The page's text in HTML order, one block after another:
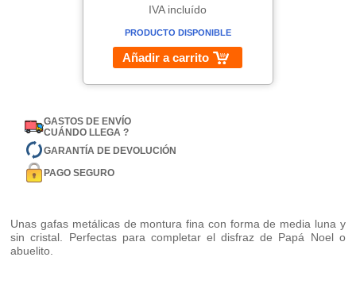
IVA incluído
PRODUCTO DISPONIBLE
Añadir a carrito
GASTOS DE ENVÍO
CUÁNDO LLEGA ?
GARANTÍA DE DEVOLUCIÓN
PAGO SEGURO
Unas gafas metálicas de montura fina con forma de media luna y
sin cristal. Perfectas para completar el disfraz de Papá Noel o
abuelito.